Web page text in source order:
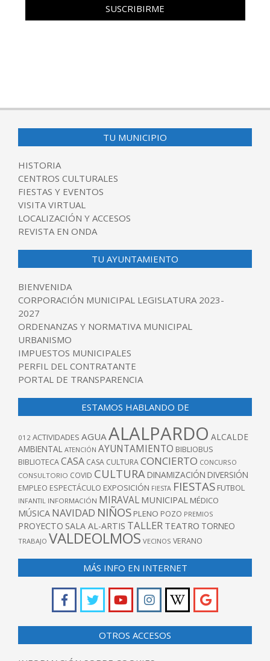
TU MUNICIPIO
HISTORIA
CENTROS CULTURALES
FIESTAS Y EVENTOS
VISITA VIRTUAL
LOCALIZACIÓN Y ACCESOS
REVISTA EN ONDA
TU AYUNTAMIENTO
BIENVENIDA
CORPORACIÓN MUNICIPAL LEGISLATURA 2023-
2027
ORDENANZAS Y NORMATIVA MUNICIPAL
URBANISMO
IMPUESTOS MUNICIPALES
PERFIL DEL CONTRATANTE
PORTAL DE TRANSPARENCIA
ESTAMOS HABLANDO DE
012 ACTIVIDADES AGUAALALPARDO ALCALDE
AMBIENTAL ATENCIÓN AYUNTAMIENTO BIBLIOBUS
BIBLIOTECACASA CASA CULTURACONCIERTO CONCURSO
CONSULTORIO COVID CULTURA DINAMIZACIÓN DIVERSIÓN
EMPLEO ESPECTÁCULO EXPOSICIÓN FIESTA FIESTAS FUTBOL
INFANTIL INFORMACIÓN MIRAVAL MUNICIPAL MÉDICO
MÚSICA NAVIDAD NIÑOS PLENO POZO PREMIOS
PROYECTO SALA AL-ARTIS TALLER TEATRO TORNEO
TRABAJO VALDEOLMOS VECINOS VERANO
MÁS INFO EN INTERNET
OTROS ACCESOS